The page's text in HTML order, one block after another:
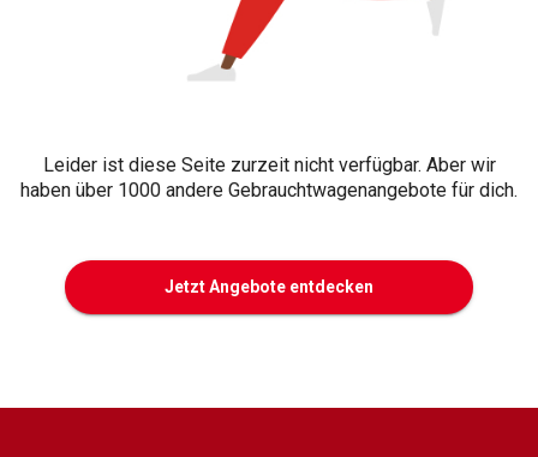
Leider ist diese Seite zurzeit nicht verfügbar. Aber wir
haben über 1000 andere Gebrauchtwagenangebote für dich.
Jetzt Angebote entdecken